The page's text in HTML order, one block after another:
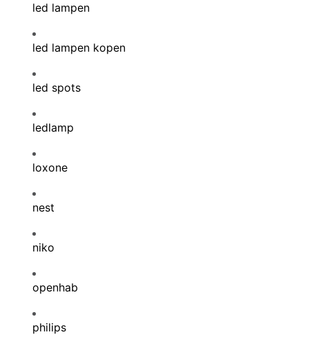
led lampen
led lampen kopen
led spots
ledlamp
loxone
nest
niko
openhab
philips